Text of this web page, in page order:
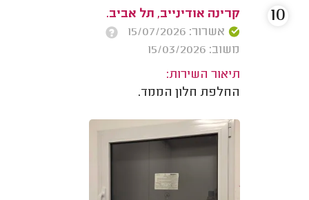
קרינה אודינייב, תל אביב.
אשרור: 15/07/2026
משוב: 15/03/2026
תיאור השירות:
החלפת חלון הממד.
10